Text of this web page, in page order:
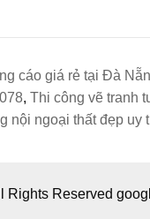
cáo giá rẻ tại Đà
, Thi công vẽ tranh
nội ngoại thất đẹp
Reserved